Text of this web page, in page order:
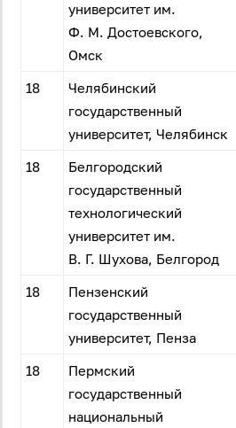
университет им.
Ф. М. Достоевского,
Омск
18
Челябинский
государственный
университет, Челябинск
18
Белгородский
государственный
технологический
университет им.
В. Г. Шухова, Белгород
18
Пензенский
государственный
университет, Пенза
18
Пермский
государственный
национальный